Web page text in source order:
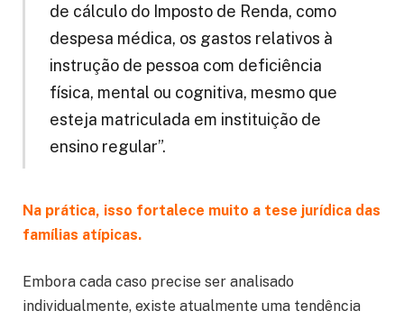
de cálculo do Imposto de Renda, como
despesa médica, os gastos relativos à
instrução de pessoa com deficiência
física, mental ou cognitiva, mesmo que
esteja matriculada em instituição de
ensino regular”.
Na prática, isso fortalece muito a tese jurídica das
famílias atípicas.
Embora cada caso precise ser analisado
individualmente, existe atualmente uma tendência